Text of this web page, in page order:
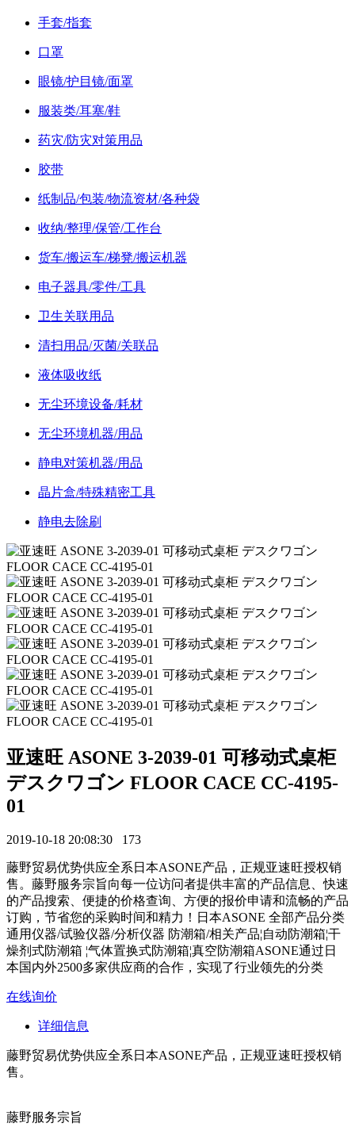
手套/指套
口罩
眼镜/护目镜/面罩
服装类/耳塞/鞋
药灾/防灾对策用品
胶带
纸制品/包装/物流资材/各种袋
收纳/整理/保管/工作台
货车/搬运车/梯凳/搬运机器
电子器具/零件/工具
卫生关联用品
清扫用品/灭菌/关联品
液体吸收纸
无尘环境设备/耗材
无尘环境机器/用品
静电对策机器/用品
晶片盒/特殊精密工具
静电去除刷
亚速旺 ASONE 3-2039-01 可移动式桌柜
デスクワゴン FLOOR CACE CC-4195-
01
2019-10-18 20:08:30 173
藤野贸易优势供应全系日本ASONE产品，正规亚速旺授权销
售。藤野服务宗旨向每一位访问者提供丰富的产品信息、快速
的产品搜索、便捷的价格查询、方便的报价申请和流畅的产品
订购，节省您的采购时间和精力！日本ASONE 全部产品分类
通用仪器/试验仪器/分析仪器 防潮箱/相关产品¦自动防潮箱¦干
燥剂式防潮箱 ¦气体置换式防潮箱¦真空防潮箱ASONE通过日
本国内外2500多家供应商的合作，实现了行业领先的分类
在线询价
详细信息
藤野贸易优势供应全系日本ASONE产品，正规亚速旺授权销
售。
藤野服务宗旨